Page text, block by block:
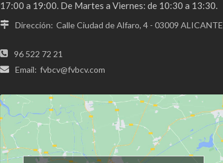
17:00 a 19:00. De Martes a Viernes: de 10:30 a 13:30.
Dirección: Calle Ciudad de Alfaro, 4 - 03009 ALICANTE
96 522 72 21
Email: fvbcv@fvbcv.com